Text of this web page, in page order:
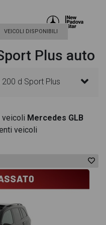
VEICOLI DISPONIBILI
Plus auto
d Sport Plus
nuovo. Le
e sempre
scegliere quella più
presenti
veicoli Mercedes GLB
veicoli